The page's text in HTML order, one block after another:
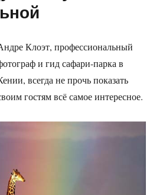
Клоэт, профессиональный
и гид сафари-парка в
всегда не прочь показать
гостям всё самое интересное.